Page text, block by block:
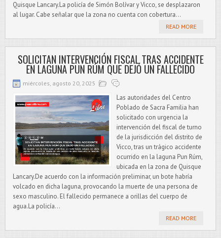
Quisque Lancary.La policía de Simón Bolívar y Vicco, se desplazaron
al lugar. Cabe señalar que la zona no cuenta con cobertura...
READ MORE
SOLICITAN INTERVENCIÓN FISCAL TRAS ACCIDENTE
EN LAGUNA PUN RÚM QUE DEJÓ UN FALLECIDO
miércoles, agosto 20, 2025
Las autoridades del Centro
Poblado de Sacra Familia han
solicitado con urgencia la
intervención del fiscal de turno
de la jurisdicción del distrito de
Vicco, tras un trágico accidente
ocurrido en la laguna Pun Rúm,
ubicada en la zona de Quisque
Lancary.De acuerdo con la información preliminar, un bote habría
volcado en dicha laguna, provocando la muerte de una persona de
sexo masculino. El fallecido permanece a orillas del cuerpo de
agua.La policía...
READ MORE